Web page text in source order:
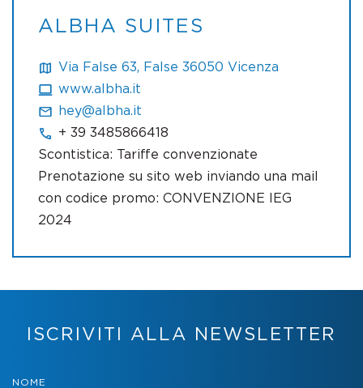
ALBHA SUITES
Via False 63, False 36050 Vicenza
www.albha.it
hey@albha.it
+ 39 3485866418
Scontistica: Tariffe convenzionate
Prenotazione su sito web inviando una mail
con codice promo: CONVENZIONE IEG
2024
ISCRIVITI ALLA NEWSLETTER
NOME